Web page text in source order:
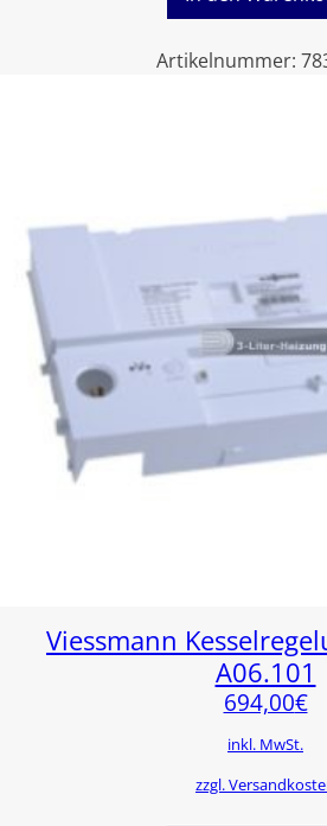
Artikelnummer:
Viessmann
A06.101
694,00€
inkl. MwSt.
zzgl.